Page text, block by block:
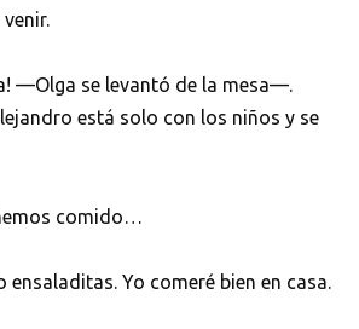
—Olga se levantó de la mesa—.
está solo con los niños y se
comido…
ensaladitas. Yo comeré bien en casa.